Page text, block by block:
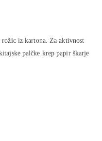
iz kartona. Za aktivnost
palčke krep papir škarje